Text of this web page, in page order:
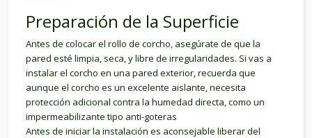
Preparación de la Superficie
Antes de colocar el rollo de corcho, asegúrate de que la
pared esté limpia, seca, y libre de irregularidades. Si vas a
instalar el corcho en una pared exterior, recuerda que
aunque el corcho es un excelente aislante, necesita
protección adicional contra la humedad directa, como un
impermeabilizante tipo anti-goteras
Antes de iniciar la instalación es aconsejable liberar del